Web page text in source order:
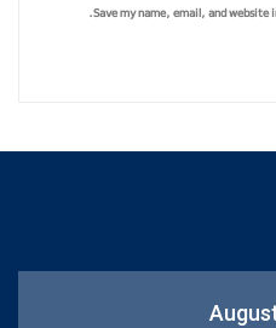
Save my name, email, and